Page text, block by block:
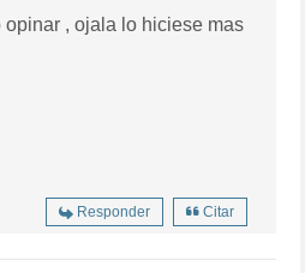
opinar , ojala lo hiciese mas
Responder Citar